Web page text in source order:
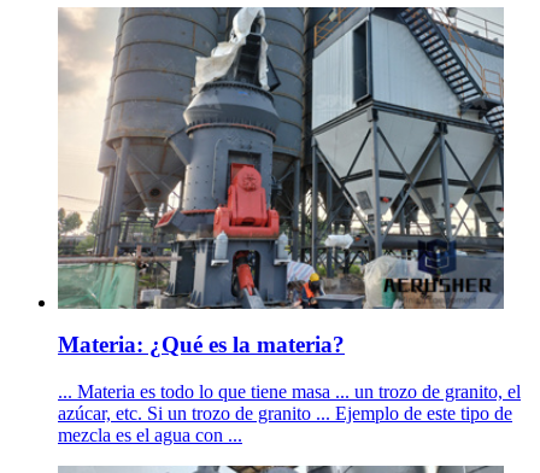
Materia: ¿Qué es la materia?
... Materia es todo lo que tiene masa ... un trozo de granito, el
azúcar, etc. Si un trozo de granito ... Ejemplo de este tipo de
mezcla es el agua con ...